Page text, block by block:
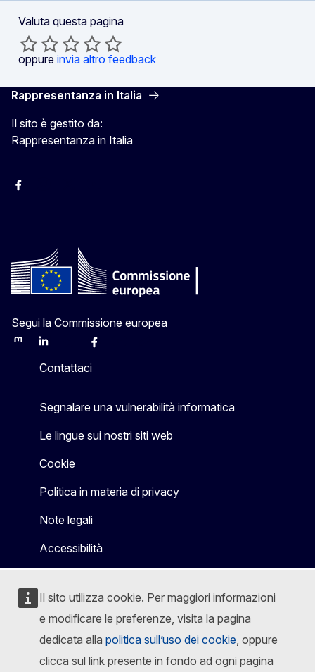
Il sito utilizza cookie. Per maggiori informazioni
e modificare le preferenze, visita la pagina
dedicata alla politica sull’uso dei cookie, oppure
clicca sul link presente in fondo ad ogni pagina
Valuta questa pagina
oppure invia altro feedback
Rappresentanza in Italia
Il sito è gestito da:
Rappresentanza in Italia
Facebook Europa in Italia
Segui la Commissione europea
MastodonLinkedInBlueskyFacebook
Contattaci
Segnalare una vulnerabilità informatica
Le lingue sui nostri siti web
Cookie
Politica in materia di privacy
Note legali
Accessibilità